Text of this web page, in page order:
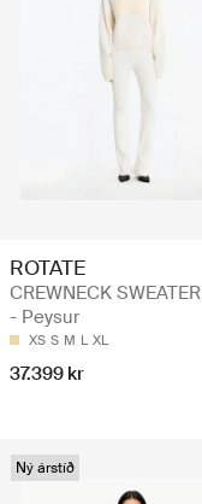
ROTATE
CREWNECK SWEATER
- Peysur
XS S M L XL
37.399 kr
Ný árstíð